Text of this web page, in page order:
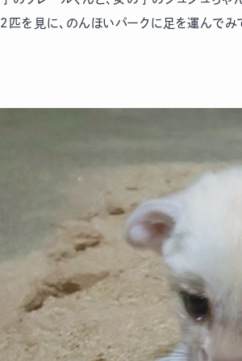
2匹を見に、のんほいパークに足を運んでみ